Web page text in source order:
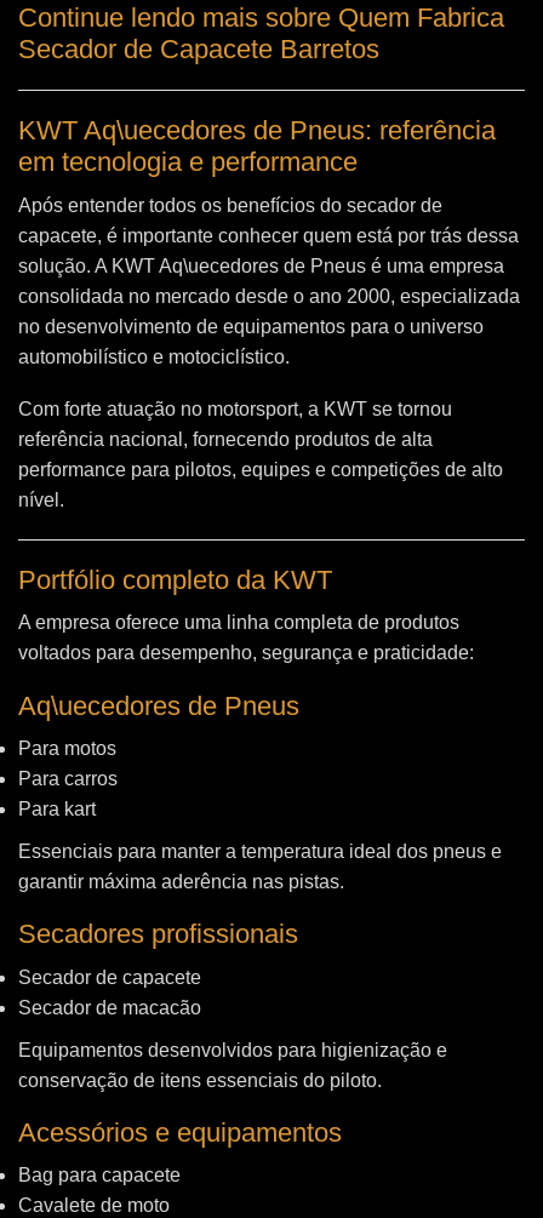
Continue lendo mais sobre Quem Fabrica
Secador de Capacete Barretos
KWT Aq\uecedores de Pneus: referência
em tecnologia e performance
Após entender todos os benefícios do secador de
capacete, é importante conhecer quem está por trás dessa
solução. A KWT Aq\uecedores de Pneus é uma empresa
consolidada no mercado desde o ano 2000, especializada
no desenvolvimento de equipamentos para o universo
automobilístico e motociclístico.
Com forte atuação no motorsport, a KWT se tornou
referência nacional, fornecendo produtos de alta
performance para pilotos, equipes e competições de alto
nível.
Portfólio completo da KWT
A empresa oferece uma linha completa de produtos
voltados para desempenho, segurança e praticidade:
Aq\uecedores de Pneus
Para motos
Para carros
Para kart
Essenciais para manter a temperatura ideal dos pneus e
garantir máxima aderência nas pistas.
Secadores profissionais
Secador de capacete
Secador de macacão
Equipamentos desenvolvidos para higienização e
conservação de itens essenciais do piloto.
Acessórios e equipamentos
Bag para capacete
Cavalete de moto